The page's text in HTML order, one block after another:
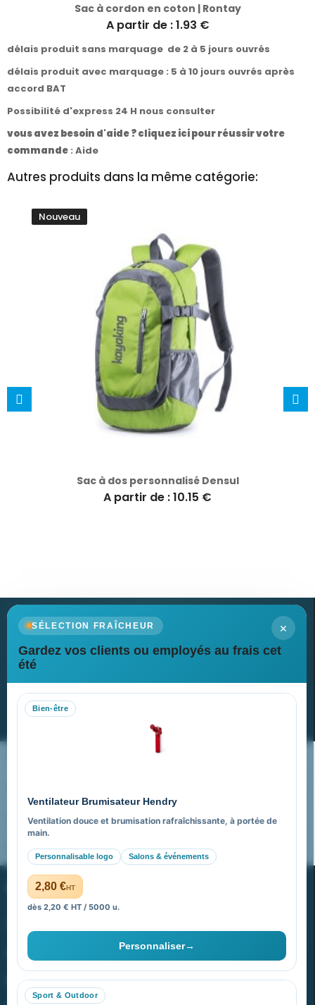
Sac à cordon en coton | Rontay
A partir de : 1.93 €
délais produit sans marquage de 2 à 5 jours ouvrés
délais produit avec marquage : 5 à 10 jours ouvrés après
accord BAT
Possibilité d'express 24 H nous consulter
vous avez besoin d'aide ? cliquez ici pour réussir votre
commande : Aide
Autres produits dans la même catégorie:
Nouveau
Sac à dos personnalisé Densul
A partir de : 10.15 €
×
SÉLECTION FRAÎCHEUR
Gardez vos clients ou employés au frais cet
été
Bien-être
Ventilateur Brumisateur Hendry
Ventilation douce et brumisation rafraîchissante, à portée de
main.
Personnalisable logo Salons & événements
2,80 €HT
dès 2,20 € HT / 5000 u.
Personnaliser→
Sport & Outdoor
Newsletter
Recevez nos dernières nouvelles et nos offres spéciales
Nos expertises & accompagnement global
FAQ sur Promenoch Goodies Pub France
Pourquoi ça a marché à 100% pour moi ?
PROMENOCH GOODIES
40 rue Madeleine Michelis
92 200 Neuilly